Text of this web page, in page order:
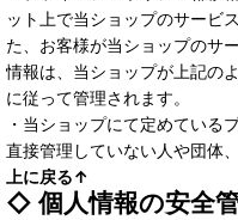
ット上で当ショップのサービ
た、お客様が当ショップのサ
情報は、当ショップが上記の
に従って管理されます。
・当ショップにて定めている
直接管理していない人や団体
上に戻る↑
◇ 個人情報の安全